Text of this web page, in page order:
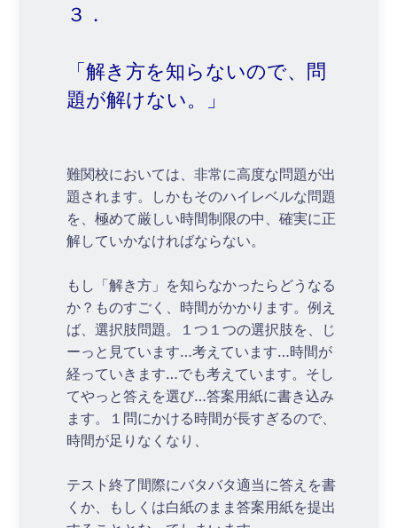
３．
「解き方を知らないので、問
題が解けない。」
難関校においては、非常に高度な問題が出
題されます。しかもそのハイレベルな問題
を、極めて厳しい時間制限の中、確実に正
解していかなければならない。
もし「解き方」を知らなかったらどうなる
か？ものすごく、時間がかかります。例え
ば、選択肢問題。１つ１つの選択肢を、じ
ーっと見ています…考えています…時間が
経っていきます…でも考えています。そし
てやっと答えを選び…答案用紙に書き込み
ます。１問にかける時間が長すぎるので、
時間が足りなくなり、
テスト終了間際にバタバタ適当に答えを書
くか、もしくは白紙のまま答案用紙を提出